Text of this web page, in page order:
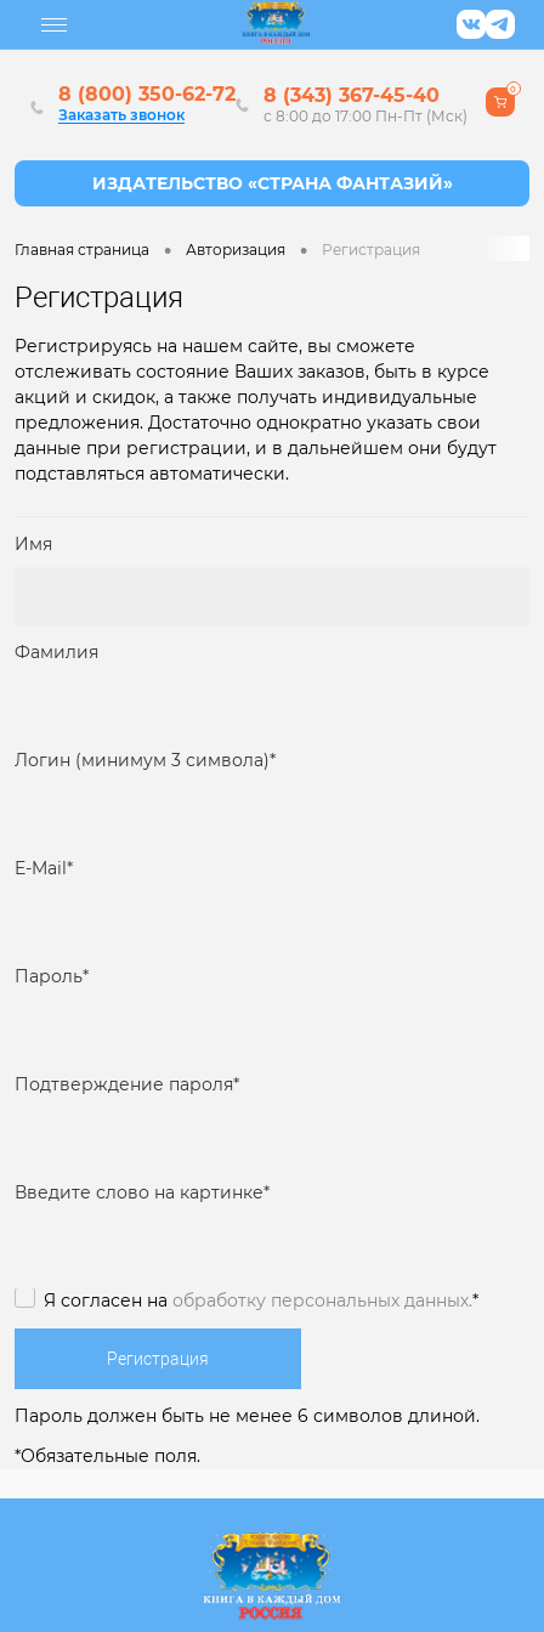
8 (800) 350-62-72
Заказать звонок
8 (343) 367-45-40
с 8:00 до 17:00 Пн-Пт (Мск)
0
Главная страница • Авторизация • Регистрация
Регистрация
Регистрируясь на нашем сайте, вы сможете
отслеживать состояние Ваших заказов, быть в курсе
акций и скидок, а также получать индивидуальные
предложения. Достаточно однократно указать свои
данные при регистрации, и в дальнейшем они будут
подставляться автоматически.
Имя
Фамилия
Логин (минимум 3 символа)*
E-Mail*
Пароль*
Подтверждение пароля*
Введите слово на картинке*
Я согласен на обработку персональных данных.*
Пароль должен быть не менее 6 символов длиной.
*Обязательные поля.